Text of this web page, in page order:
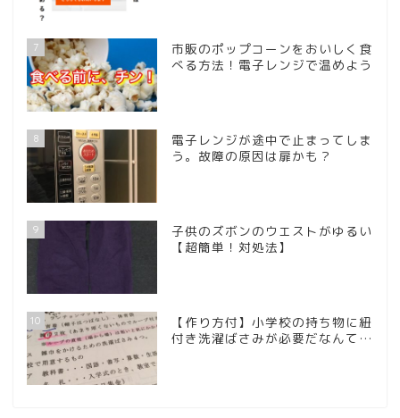
7
市販のポップコーンをおいしく食
べる方法！電子レンジで温めよう
8
電子レンジが途中で止まってしま
う。故障の原因は扉かも？
9
子供のズボンのウエストがゆるい
【超簡単！対処法】
10
【作り方付】小学校の持ち物に紐
付き洗濯ばさみが必要だなんて…